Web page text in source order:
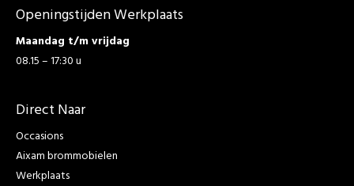
Openingstijden Werkplaats
Maandag t/m vrijdag
08.15 – 17:30 u
Direct Naar
Occasions
Aixam brommobielen
Werkplaats